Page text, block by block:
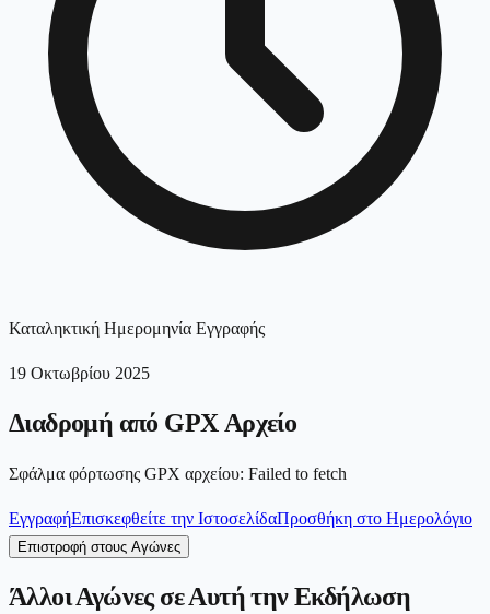
Καταληκτική Ημερομηνία Εγγραφής
19 Οκτωβρίου 2025
Διαδρομή από GPX Αρχείο
Σφάλμα φόρτωσης GPX αρχείου: Failed to fetch
ΕγγραφήΕπισκεφθείτε την ΙστοσελίδαΠροσθήκη στο Ημερολόγιο
Επιστροφή στους Αγώνες
Άλλοι Αγώνες σε Αυτή την Εκδήλωση